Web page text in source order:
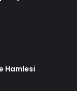
Hamlesi